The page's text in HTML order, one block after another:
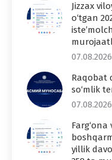
Jizzax
o‘tgan
07.08.2026
Raqobat
so‘mlik
07.08.2026
yillik